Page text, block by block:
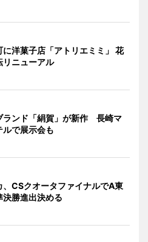
に洋菓子店「アトリエミミ」 花
リニューアル
ランド「絹賀」が新作 長崎マ
ルで展示会も
、CSクオータファイナルでA東
勝進出決める